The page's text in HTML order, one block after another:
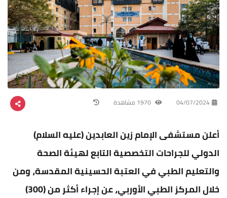
04/07/2024
أعلن مستشفى الإمام زين العابدين (عليه السلام)
الدولي للجراحات التخصصية التابع لهيئة الصحة
والتعليم الطبي في العتبة الحسينية المقدسة، ومن
خلال المركز الطبي الأوربي، عن إجراء أكثر من (300)